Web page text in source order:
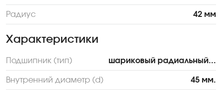
Радиус 42 мм
Характеристики
Подшипник (тип) шариковый радиальный...
Внутренний диаметр (d) 45 мм.